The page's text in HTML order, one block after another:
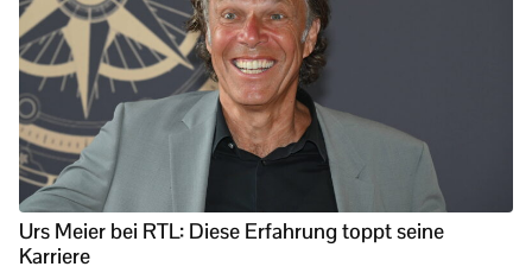
Urs Meier bei RTL: Diese Erfahrung toppt seine
Karriere